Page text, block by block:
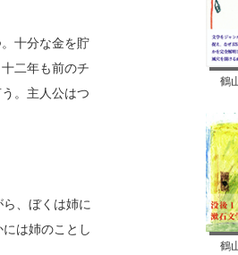
十分な金を貯
二年も前のチ
。主人公はつ
、ぼくは姉に
は姉のことし
鶴
鶴